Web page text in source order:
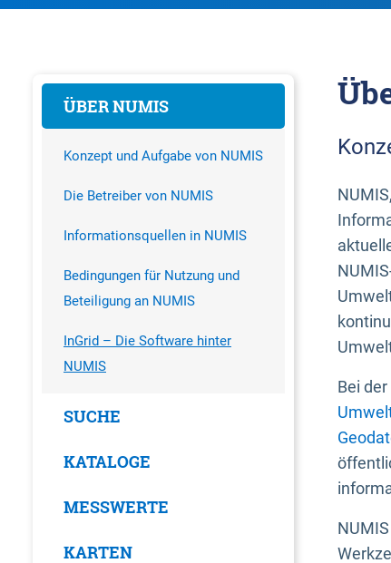
ÜBER NUMIS
Konzept und Aufgabe von NUMIS
Die Betreiber von NUMIS
Informationsquellen in NUMIS
Bedingungen für Nutzung und
Beteiligung an NUMIS
InGrid – Die Software hinter
NUMIS
SUCHE
KATALOGE
MESSWERTE
KARTEN
Bei